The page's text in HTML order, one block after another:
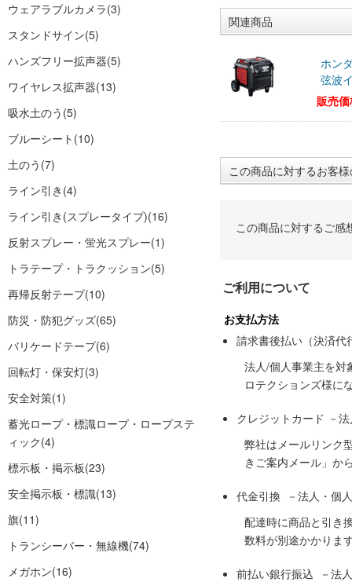
ウェアラブルカメラ(3)
スタンドサイン(5)
ハンズフリー拡声器(5)
ワイヤレス拡声器(13)
吸水土のう (5)
ブルーシート (10)
土のう (7)
ライン引き (4)
ライン引き(スプレータイプ)(16)
反射スプレー・蛍光スプレー(1)
トラテープ・トラクッション(5)
再帰反射テープ(10)
防災・防犯グッズ(65)
バリケードテープ(6)
回転灯・保安灯(3)
安全対策(1)
蓄光ロープ・標識ロープ・ロープステ
ィック(4)
標示板・掲示板(23)
安全掲示板・標識(13)
旗(11)
トランシーバー・無線機(74)
メガホン(16)
関連商品
ホン
弦波
販売
この商品に対するお客
この商品に対するご感
ご利用について
お支払方法
請求書後払い（決済代
法人/個人事業主を対
ロテクションズ様に
クレジットカード －
弊社はメールリンク
きご案内メール」か
代金引換 －法人・個
配達時に商品と引き
数料が別途かかりま
前払い銀行振込 －法